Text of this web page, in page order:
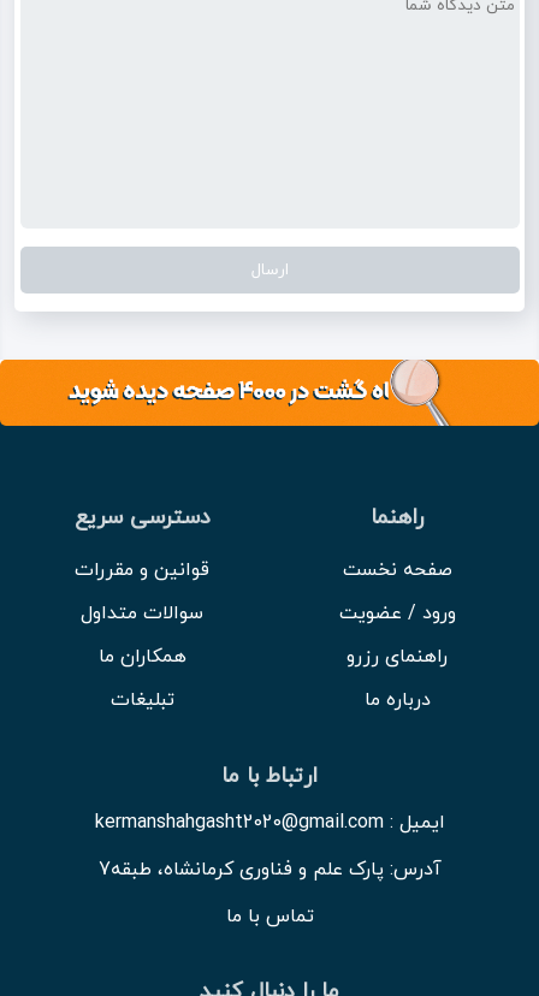
راهنما
صفحه نخست
ورود / عضویت
راهنمای رزرو
درباره ما
دسترسی سریع
قوانین و مقررات
سوالات متداول
همکاران ما
تبلیغات
ارتباط با ما
ایمیل : kermanshahgasht2020@gmail.com
آدرس: پارک علم و فناوری کرمانشاه، طبقه7
تماس با ما